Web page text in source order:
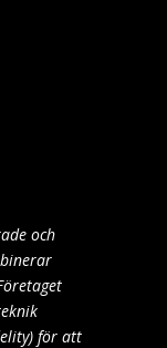
och
för att